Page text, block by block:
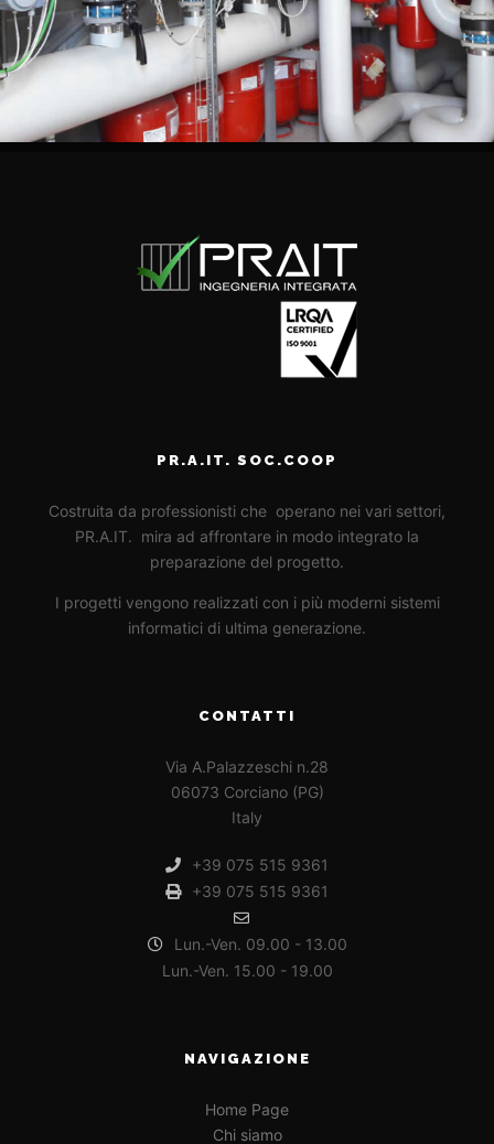
PR.A.IT. SOC.COOP
Costruita da professionisti che operano nei vari settori,
PR.A.IT. mira ad affrontare in modo integrato la
preparazione del progetto.
I progetti vengono realizzati con i più moderni sistemi
informatici di ultima generazione.
CONTATTI
Via A.Palazzeschi n.28
06073 Corciano (PG)
Italy
+39 075 515 9361
+39 075 515 9361
Lun.-Ven. 09.00 - 13.00
Lun.-Ven. 15.00 - 19.00
NAVIGAZIONE
Home Page
Chi siamo